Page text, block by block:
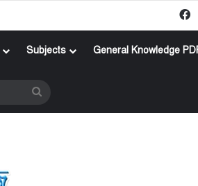
Subjects General Knowledge
for